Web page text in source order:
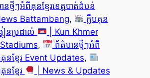
នថ្មីៗអំពីគុនខ្មែរខេត្តបាត់ដំបន់
Battambang,
ក្លឹបគុន
ៀនប្រដាល់
| Kun Khmer
,
ព័ត៌មានថ្មីៗអំពី
នខ្មែរ Event Updates,
នខ្មែរ
| News & Updates